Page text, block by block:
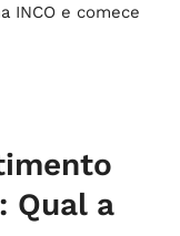
INCO e comece
Qual a